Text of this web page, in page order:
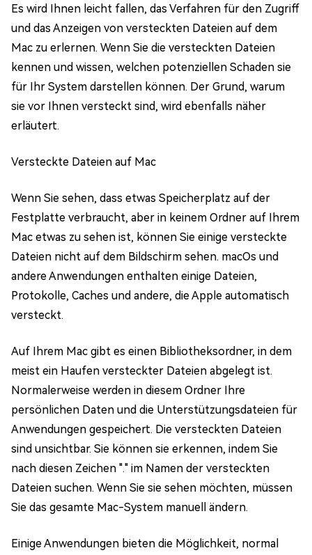
Es wird Ihnen leicht fallen, das Verfahren für den Zugriff
und das Anzeigen von versteckten Dateien auf dem
Mac zu erlernen. Wenn Sie die versteckten Dateien
kennen und wissen, welchen potenziellen Schaden sie
für Ihr System darstellen können. Der Grund, warum
sie vor Ihnen versteckt sind, wird ebenfalls näher
erläutert.
Versteckte Dateien auf Mac
Wenn Sie sehen, dass etwas Speicherplatz auf der
Festplatte verbraucht, aber in keinem Ordner auf Ihrem
Mac etwas zu sehen ist, können Sie einige versteckte
Dateien nicht auf dem Bildschirm sehen. macOs und
andere Anwendungen enthalten einige Dateien,
Protokolle, Caches und andere, die Apple automatisch
versteckt.
Auf Ihrem Mac gibt es einen Bibliotheksordner, in dem
meist ein Haufen versteckter Dateien abgelegt ist.
Normalerweise werden in diesem Ordner Ihre
persönlichen Daten und die Unterstützungsdateien für
Anwendungen gespeichert. Die versteckten Dateien
sind unsichtbar. Sie können sie erkennen, indem Sie
nach diesen Zeichen "." im Namen der versteckten
Dateien suchen. Wenn Sie sie sehen möchten, müssen
Sie das gesamte Mac-System manuell ändern.
Einige Anwendungen bieten die Möglichkeit, normal